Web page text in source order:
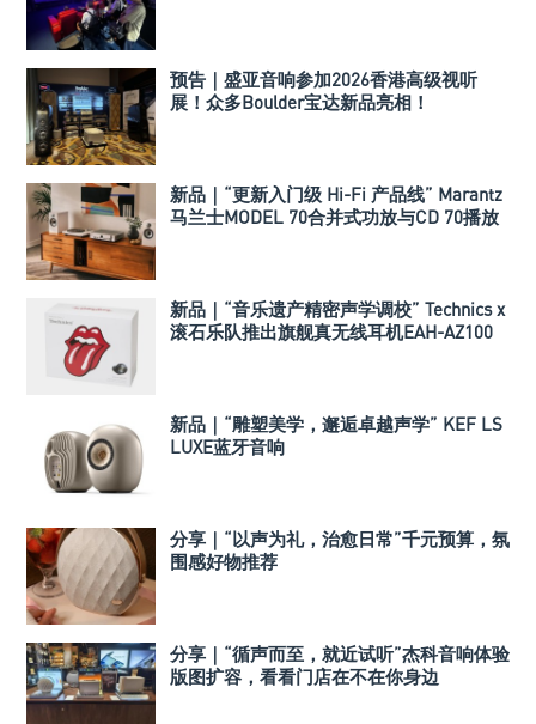
预告｜盛亚音响参加2026香港高级视听
展！众多Boulder宝达新品亮相！
新品｜“更新入门级 Hi-Fi 产品线” Marantz
马兰士MODEL 70合并式功放与CD 70播放
新品｜“音乐遗产精密声学调校” Technics x
滚石乐队推出旗舰真无线耳机EAH-AZ100
新品｜“雕塑美学，邂逅卓越声学” KEF LS
LUXE蓝牙音响
分享｜“以声为礼，治愈日常”千元预算，氛
围感好物推荐
分享｜“循声而至，就近试听”杰科音响体验
版图扩容，看看门店在不在你身边